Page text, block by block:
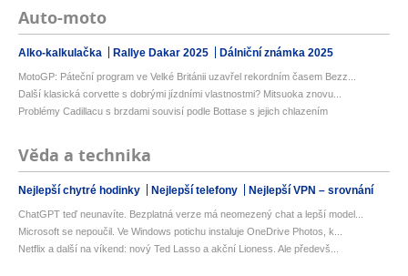
Auto-moto
Alko-kalkulačka Rallye Dakar 2025 Dálniční známka 2025
MotoGP: Páteční program ve Velké Británii uzavřel rekordním časem Bezz...
Další klasická corvette s dobrými jízdními vlastnostmi? Mitsuoka znovu...
Problémy Cadillacu s brzdami souvisí podle Bottase s jejich chlazením
Věda a technika
Nejlepší chytré hodinky Nejlepší telefony Nejlepší VPN – srovnání
ChatGPT teď neunavíte. Bezplatná verze má neomezený chat a lepší model...
Microsoft se nepoučil. Ve Windows potichu instaluje OneDrive Photos, k...
Netflix a další na víkend: nový Ted Lasso a akční Lioness. Ale předevš...